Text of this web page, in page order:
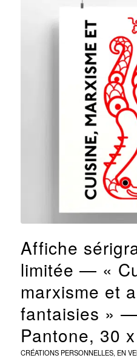
Affiche
limitée — «
marxisme et
fantaisies »
Pantone, 30
CRÉATIONS PERSONNELLES, EN